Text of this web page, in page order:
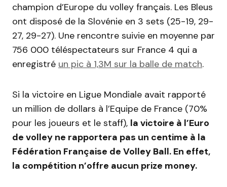
champion d’Europe du volley français. Les Bleus
ont disposé de la Slovénie en 3 sets (25-19, 29-
27, 29-27). Une rencontre suivie en moyenne par
756 000 téléspectateurs sur France 4 qui a
enregistré un pic à 1,3M sur la balle de match.
Si la victoire en Ligue Mondiale avait rapporté
un million de dollars à l’Equipe de France (70%
pour les joueurs et le staff), la victoire à l’Euro
de volley ne rapportera pas un centime à la
Fédération Française de Volley Ball. En effet,
la compétition n’offre aucun prize money.